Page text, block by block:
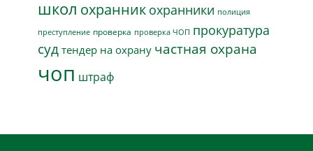
школ охранник охранники полиция
преступление проверка проверка ЧОП прокуратура
суд тендер на охрану частная охрана
чоп штраф